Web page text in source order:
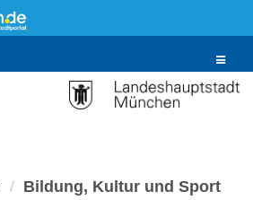
Toggle
Bildung, Kultur und Sport